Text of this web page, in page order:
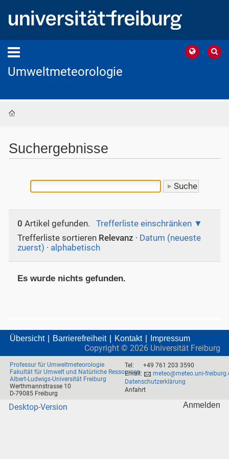
Umweltmeteorologie
Suchergebnisse
0 Artikel gefunden.
Trefferliste einschränken
Trefferliste sortieren Relevanz · Datum (neueste
zuerst) · alphabetisch
Es wurde nichts gefunden.
Übersicht Barrierefreiheit Kontakt Impressum
Copyright © 2026 Universität Freiburg
Professur für Umweltmeteorologie
Fakultät für Umwelt und Natürliche Ressourcen
Albert-Ludwigs-Universität Freiburg
Werthmannstrasse 10
D-79085 Freiburg
Tel:
+49 761 203 3590
Email:
meteo@meteo.uni-
Datenschutzerklärung
Anfahrt
Desktop-Version Anmelden